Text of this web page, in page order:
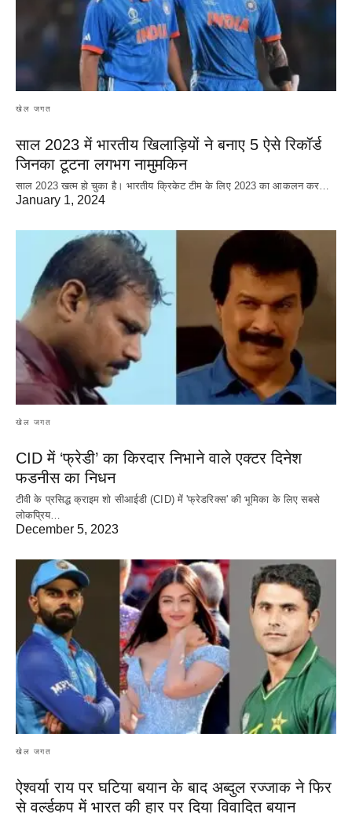
खेल जगत
साल 2023 में भारतीय खिलाड़ियों ने बनाए 5 ऐसे रिकॉर्ड
जिनका टूटना लगभग नामुमकिन
साल 2023 खत्म हो चुका है। भारतीय क्रिकेट‌ टीम के लिए 2023 का आकलन कर…
January 1, 2024
खेल जगत
CID में ‘फ्रेडी’ का किरदार निभाने वाले एक्टर दिनेश
फडनीस का निधन
टीवी के प्रसिद्ध क्राइम शो सीआईडी (CID) में 'फ्रेडरिक्स' की भूमिका के लिए सबसे
लोकप्रिय…
December 5, 2023
खेल जगत
ऐश्वर्या राय पर‌ घटिया बयान के बाद अब्दुल रज्जाक ने फिर
से वर्ल्डकप में भारत की हार पर दिया विवादित बयान